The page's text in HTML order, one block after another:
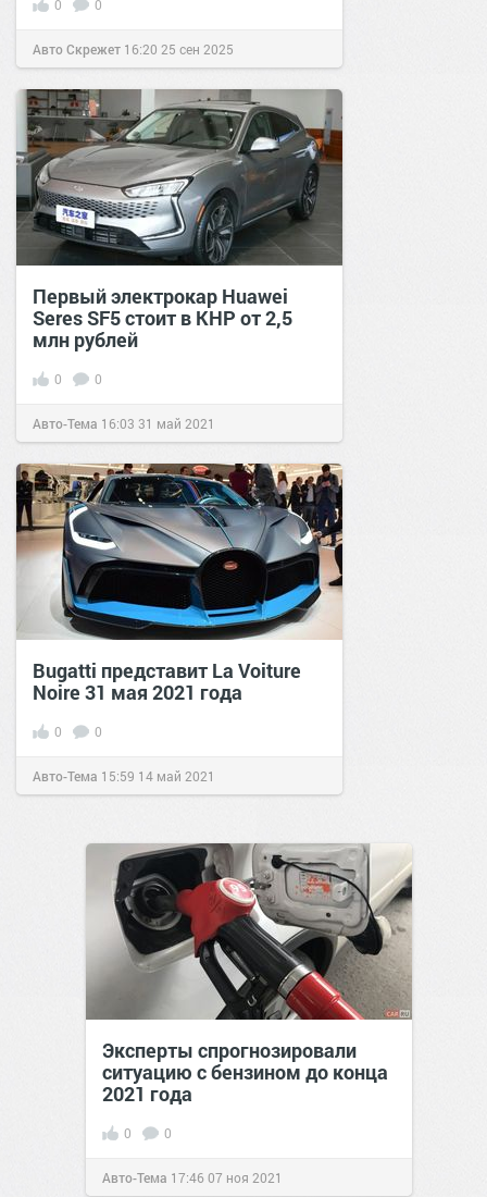
0 0
Авто Скрежет 16:20 25 сен 2025
Первый электрокар Huawei
Seres SF5 стоит в КНР от 2,5
млн рублей
0 0
Авто-Тема 16:03 31 май 2021
Bugatti представит La Voiture
Noire 31 мая 2021 года
0 0
Авто-Тема 15:59 14 май 2021
Эксперты спрогнозировали
ситуацию с бензином до конца
2021 года
0 0
Авто-Тема 17:4607 ноя 2021